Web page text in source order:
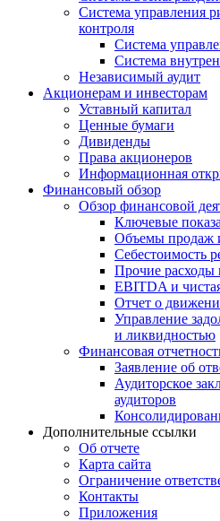
Система управления
контроля
Система
Система
Независимый аудит
Акционерам и инвесторам
Уставный капитал
Ценные бумаги
Дивиденды
Права акционеров
Информационная
Финансовый обзор
Обзор финансовой
Ключевые
Объемы продаж
Себестоимость
Прочие расходы
EBITDA и
Отчет о
Управление
и ликвидностью
Финансовая
Заявление об
Аудиторское
аудиторов
Дополнительные ссылки
Об отчете
Карта сайта
Ограничение
Контакты
Приложения